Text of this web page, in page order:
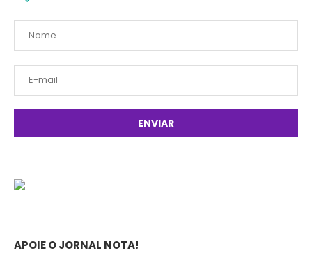
APOIE O JORNAL NOTA!